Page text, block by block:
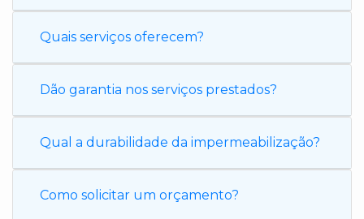
Quais serviços oferecem?
Dão garantia nos serviços prestados?
Qual a durabilidade da impermeabilização?
Como solicitar um orçamento?